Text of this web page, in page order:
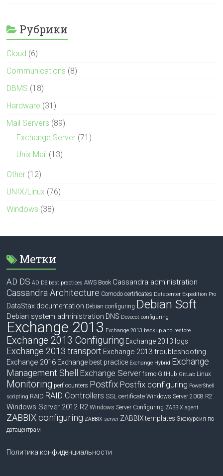
Рубрики
Cloud (6)
Communications (8)
DBMS (18)
Hardware (31)
Mail Servers (89)
Exchange Server (71)
Unix Mail (13)
Other (12)
UNIX/Linux (76)
Windows (38)
Метки
AD DS AD DS best practices AWS Book Cassandra administration
Cassandra Architecture Comodo certificates Datacenter Expedition Pro
DataStax documentation Debian configuring Debian Soft
Debian system administration DNS Dovecot configuring
Exchange 2013 Exchange 2013 backup and restore
Exchange 2013 Configuring Exchange 2013 logs
Exchange 2013 transport Exchange 2013 troubleshooting
Exchange 2016 Exchange best practice Exchange Hybrid Exchange
Management Shell
Exchange Server fsmo GitHub GitLab Linux
Monitoring perf counters Postfix Postfix configuring PowerShell
scripting RAID RAID Controllers SSL certificate Windows Server 2008 R2
Windows Server 2012 R2 Windows Server Configuring ZABBIX agent
ZABBIX configuring ZABBIX server ZABBIX templates Экскурсия по
датацентрам
Политика конфиденциальности